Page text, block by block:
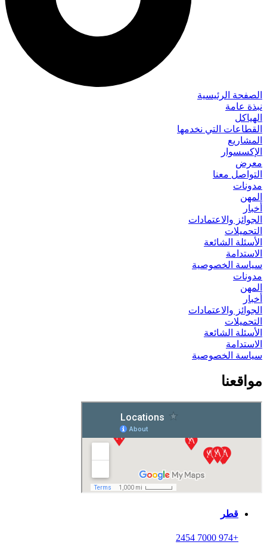
الصفحة الرئيسية
نبذة عامة
الهياكل
القطاعات التي نخدمها
المشاريع
الإكسسوار
معرض
التواصل معنا
مدونات
المهن
أخبار
الجوائز والاعتمادات
التحميلات
الأسئلة الشائعة
الاستدامة
سياسة الخصوصية
مدونات
المهن
أخبار
الجوائز والاعتمادات
التحميلات
الأسئلة الشائعة
الاستدامة
سياسة الخصوصية
مواقعنا
قطر
+974 7000 2454